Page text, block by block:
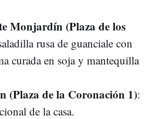
Monjardín (Plaza de los
rusa de guanciale con
curada en soja y mantequilla
(Plaza de la Coronación 1):
de la casa.